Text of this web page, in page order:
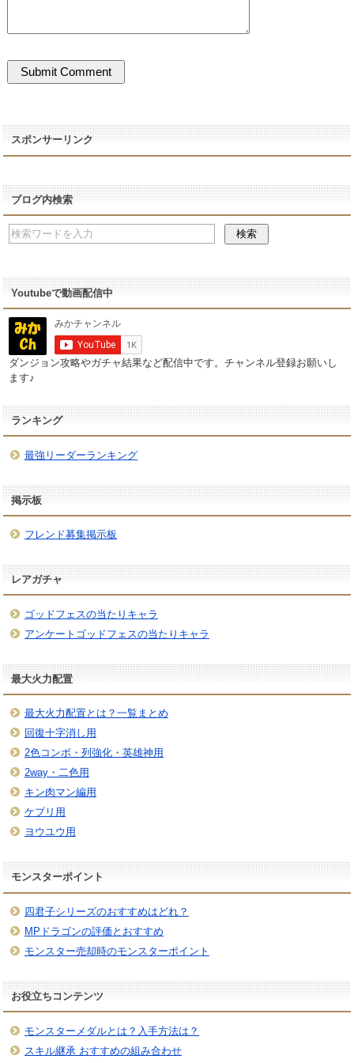
スポンサーリンク
ブログ内検索
Youtubeで動画配信中
ダンジョン攻略やガチャ結果など配信中です。チャンネル登録お願いし
ます♪
ランキング
最強リーダーランキング
掲示板
フレンド募集掲示板
レアガチャ
ゴッドフェスの当たりキャラ
アンケートゴッドフェスの当たりキャラ
最大火力配置
最大火力配置とは？一覧まとめ
回復十字消し用
2色コンボ・列強化・英雄神用
2way・二色用
キン肉マン編用
ケプリ用
ヨウユウ用
モンスターポイント
四君子シリーズのおすすめはどれ？
MPドラゴンの評価とおすすめ
モンスター売却時のモンスターポイント
お役立ちコンテンツ
モンスターメダルとは？入手方法は？
スキル継承 おすすめの組み合わせ